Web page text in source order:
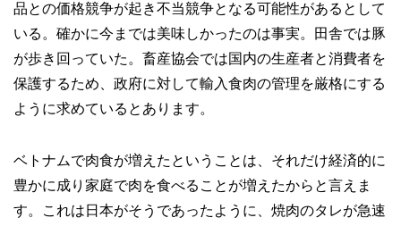
品との価格競争が起き不当競争となる可能性があるとして
いる。確かに今までは美味しかったのは事実。田舎では豚
が歩き回っていた。畜産協会では国内の生産者と消費者を
保護するため、政府に対して輸入食肉の管理を厳格にする
ように求めているとあります。
ベトナムで肉食が増えたということは、それだけ経済的に
豊かに成り家庭で肉を食べることが増えたからと言えま
す。これは日本がそうであったように、焼肉のタレが急速